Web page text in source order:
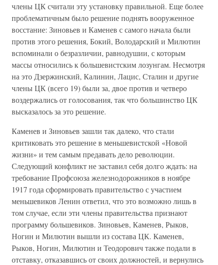
члены ЦК считали эту установку правильной. Еще более
проблематичным было решение поднять вооруженное
восстание: Зиновьев и Каменев с самого начала были
против этого решения, Бокий, Володарский и Милютин
вспоминали о безразличии, равнодушии, с которым
массы относились к большевистским лозунгам. Несмотря
на это Дзержинский, Калинин, Лацис, Сталин и другие
члены ЦК (всего 19) были за, двое против и четверо
воздержались от голосования, так что большинство ЦК
высказалось за это решение.
Каменев и Зиновьев зашли так далеко, что стали
критиковать это решение в меньшевистской «Новой
жизни» и тем самым предавать дело революции.
Следующий конфликт не заставил себя долго ждать: на
требование Профсоюза железнодорожников в ноябре
1917 года сформировать правительство с участием
меньшевиков Ленин ответил, что это возможно лишь в
том случае, если эти члены правительства признают
программу большевиков. Зиновьев, Каменев, Рыков,
Ногин и Милютин вышли из состава ЦК. Каменев,
Рыков, Ногин, Милютин и Теодорович также подали в
отставку, отказавшись от своих должностей, и вернулись